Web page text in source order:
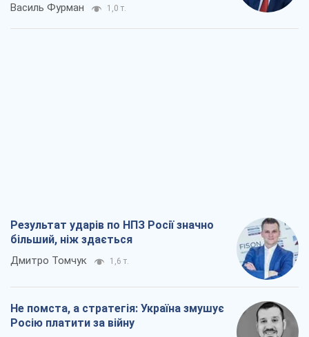
Василь Фурман 1,0 т.
Результат ударів по НПЗ Росії значно
більший, ніж здається
Дмитро Томчук 1,6 т.
Не помста, а стратегія: Україна змушує
Росію платити за війну